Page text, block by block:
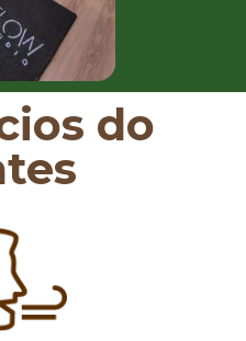
do